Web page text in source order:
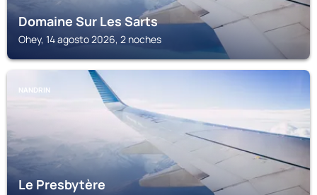
Domaine Sur Les Sarts
Ohey, 14 agosto 2026, 2 noches
NANDRIN
Le Presbytère